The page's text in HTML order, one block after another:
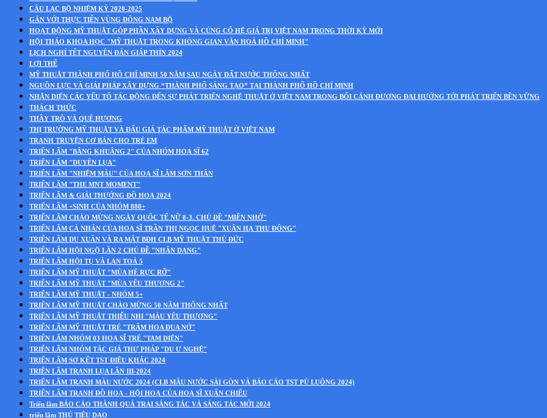
CÂU LẠC BỘ NHIỆM KỲ 2020-2025
GẮN VỚI THỰC TIỄN VÙNG ĐÔNG NAM BỘ
HOẠT ĐỘNG MỸ THUẬT GÓP PHẦN XÂY DỰNG VÀ CỦNG CỐ HỆ GIÁ TRỊ VIỆT NAM TRONG THỜI KỲ MỚI
HỘI THẢO KHOA HỌC "MỸ THUẬT TRONG KHÔNG GIAN VĂN HOÁ HỒ CHÍ MINH"
LỊCH NGHỈ TẾT NGUYÊN ĐÁN GIÁP THÌN 2024
LỢI THẾ
MỸ THUẬT THÀNH PHỐ HỒ CHÍ MINH 50 NĂM SAU NGÀY ĐẤT NƯỚC THỐNG NHẤT
NGUỒN LỰC VÀ GIẢI PHÁP XÂY DỰNG “THÀNH PHỐ SÁNG TẠO” TẠI THÀNH PHỐ HỒ CHÍ MINH
NHẬN DIỆN CÁC YẾU TỐ TÁC ĐỘNG ĐẾN SỰ PHÁT TRIỂN NGHỆ THUẬT Ở VIỆT NAM TRONG BỐI CẢNH ĐƯƠNG ĐẠI HƯỚNG TỚI PHÁT TRIỂN BỀN VỮNG
THÁCH THỨC
THẦY TRÒ VÀ QUÊ HƯƠNG
THỊ TRƯỜNG MỸ THUẬT VÀ ĐẤU GIÁ TÁC PHẨM MỸ THUẬT Ở VIỆT NAM
TRANH TRUYỆN CƠ BẢN CHO TRẺ EM
TRIỂN LÃM "BÂNG KHUÂNG 2" CỦA NHÓM HOẠ SĨ 62
TRIỂN LÃM "DUYÊN LỤA"
TRIỂN LÃM "NHIỆM MÀU" CỦA HOẠ SĨ LÂM SƠN THÂN
TRIỂN LÃM "THE MNT MOMENT"
TRIỂN LÃM & GIẢI THƯỞNG ĐỒ HOẠ 2024
TRIỂN LÃM +SINH CỦA NHÓM 888+
TRIỂN LÃM CHÀO MỪNG NGÀY QUỐC TẾ NỮ 8-3. CHỦ ĐỀ "MIỀN NHỚ"
TRIỂN LÃM CÁ NHÂN CỦA HOẠ SĨ TRẦN THỊ NGỌC HUỆ "XUÂN HẠ THU ĐÔNG"
TRIỂN LÃM DU XUÂN VÀ RA MẮT BĐH CLB MỸ THUẬT THỦ ĐỨC
TRIỂN LÃM HỘI NGỘ LẦN 2 CHỦ ĐỀ "NHÂN DẠNG"
TRIỂN LÃM HỘI TỤ VÀ LAN TOẢ 5
TRIỂN LÃM MỸ THUẬT "MÙA HÈ RỰC RỠ"
TRIỂN LÃM MỸ THUẬT "MÙA YÊU THƯƠNG 2"
TRIỂN LÃM MỸ THUẬT - NHÓM 5+
TRIỂN LÃM MỸ THUẬT CHÀO MỪNG 50 NĂM THỐNG NHẤT
TRIỂN LÃM MỸ THUẬT THIẾU NHI "MÀU YÊU THƯƠNG"
TRIỂN LÃM MỸ THUẬT TRẺ "TRĂM HOA ĐUA NỞ"
TRIỂN LÃM NHÓM 03 HOẠ SĨ TRẺ "TAM DIỆN"
TRIỂN LÃM NHÓM TÁC GIẢ THƯ PHÁP "DU Ư NGHỆ"
TRIỂN LÃM SƠ KẾT TST ĐIÊU KHẮC 2024
TRIỂN LÃM TRANH LỤA LẦN III-2024
TRIỂN LÃM TRANH MÀU NƯỚC 2024 (CLB MÀU NƯỚC SÀI GÒN VÀ BÁO CÁO TST PÙ LUÔNG 2024)
TRIỂN LÃM TRANH ĐỒ HOẠ - HỘI HOẠ CỦA HOẠ SĨ XUÂN CHIỂU
Triển lãm BÁO CÁO THÀNH QUẢ TRẠI SÁNG TÁC VÀ SÁNG TÁC MỚI 2024
triển lãm THÚ TIÊU DAO